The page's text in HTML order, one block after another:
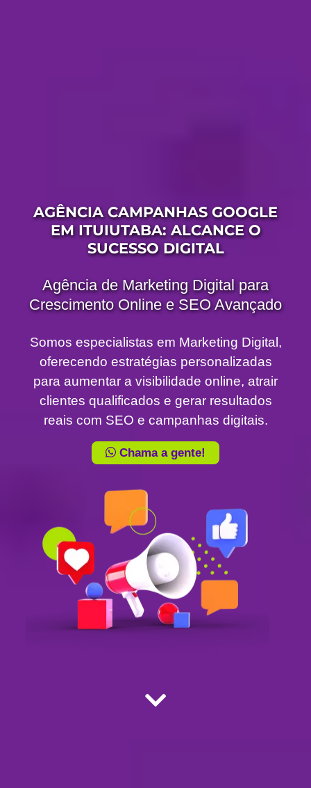
AGÊNCIA CAMPANHAS GOOGLE
EM ITUIUTABA: ALCANCE O
SUCESSO DIGITAL
Agência de Marketing Digital para
Crescimento Online e SEO Avançado
Somos especialistas em Marketing Digital,
oferecendo estratégias personalizadas
para aumentar a visibilidade online, atrair
clientes qualificados e gerar resultados
reais com SEO e campanhas digitais.
Chama a gente!